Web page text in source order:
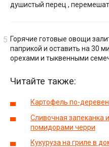
душистый перец ,
Горячие готовые овощи
паприкой и оставить на 30
орехами и тыквенными
Читайте также:
Картофель по-
Сливочная запеканка
помидорами черри
Кукуруза на гриле в